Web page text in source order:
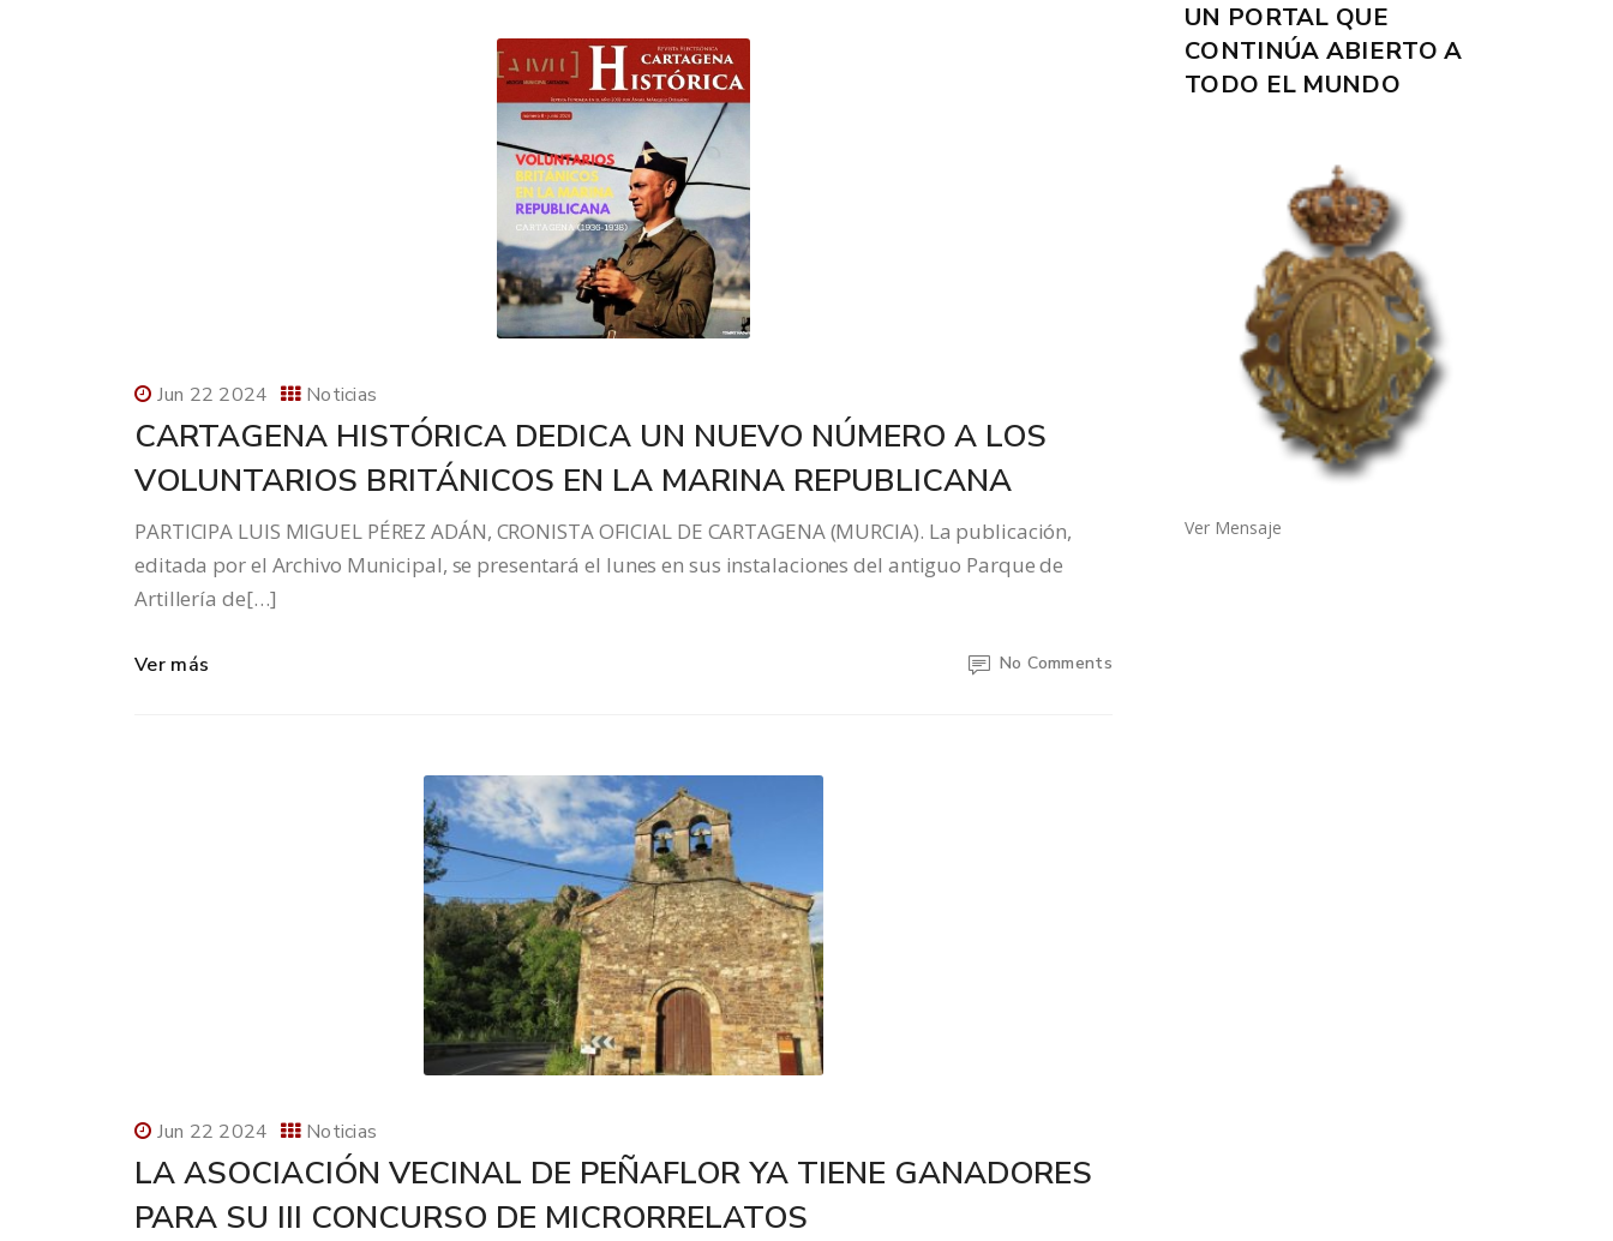
Jun 22 2024 Noticias
CARTAGENA HISTÓRICA DEDICA UN NUEVO NÚMERO A LOS
VOLUNTARIOS BRITÁNICOS EN LA MARINA REPUBLICANA
PARTICIPA LUIS MIGUEL PÉREZ ADÁN, CRONISTA OFICIAL DE CARTAGENA (MURCIA). La publicación,
editada por el Archivo Municipal, se presentará el lunes en sus instalaciones del antiguo Parque de
Artillería de[…]
Ver más No Comments
Jun 22 2024 Noticias
LA ASOCIACIÓN VECINAL DE PEÑAFLOR YA TIENE GANADORES
PARA SU III CONCURSO DE MICRORRELATOS
UN PORTAL QUE
CONTINÚA ABIERTO A
TODO EL MUNDO
Ver Mensaje